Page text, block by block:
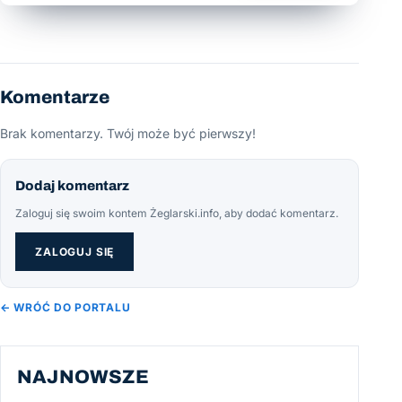
Komentarze
Brak komentarzy. Twój może być pierwszy!
Dodaj komentarz
Zaloguj się swoim kontem Żeglarski.info, aby dodać komentarz.
ZALOGUJ SIĘ
← WRÓĆ DO PORTALU
NAJNOWSZE